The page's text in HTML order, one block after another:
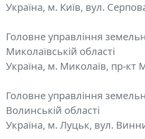
Україна, м. Київ, вул.
Головне управління
Миколаївській області
Україна, м. Миколаїв, пр-кт
Головне управління
Волинській області
Україна, м. Луцьк, вул.